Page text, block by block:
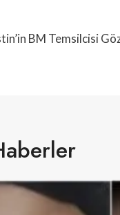
BM Temsilcisi